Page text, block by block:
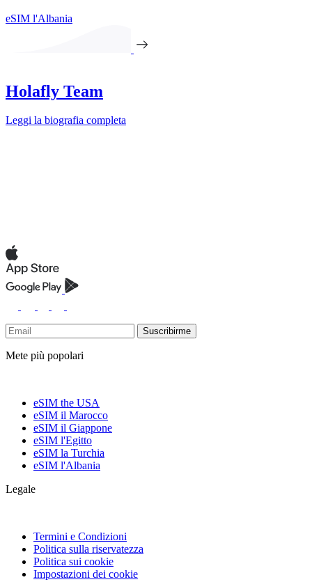
eSIM l'Albania
Holafly Team
Leggi la biografia completa
Suscribirme
Mete più popolari
eSIM the USA
eSIM il Marocco
eSIM il Giappone
eSIM l'Egitto
eSIM la Turchia
eSIM l'Albania
Legale
Termini e Condizioni
Politica sulla riservatezza
Politica sui cookie
Impostazioni dei cookie